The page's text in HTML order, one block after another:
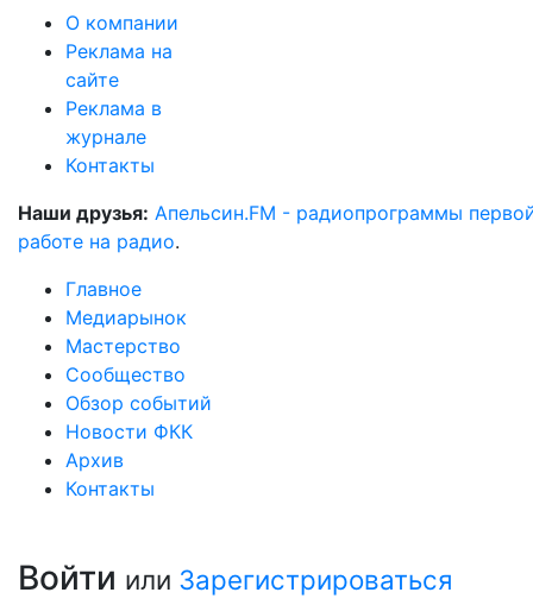
О компании
Реклама на
сайте
Реклама в
журнале
Контакты
Наши друзья: Апельсин.FM - радиопрограммы
работе на радио.
Главное
Медиарынок
Мастерство
Сообщество
Обзор событий
Новости ФКК
Архив
Контакты
Войти или Зарегистрироваться